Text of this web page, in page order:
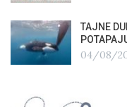
TAJNE
04/08/